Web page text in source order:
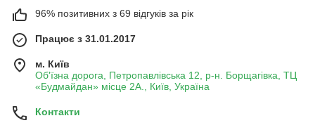
96% позитивних з 69 відгуків за рік
Працює з 31.01.2017
м. Київ
Об'їзна дорога, Петропавлівська 12, р-н. Борщагівка, ТЦ
«Будмайдан» місце 2А., Київ, Україна
Контакти